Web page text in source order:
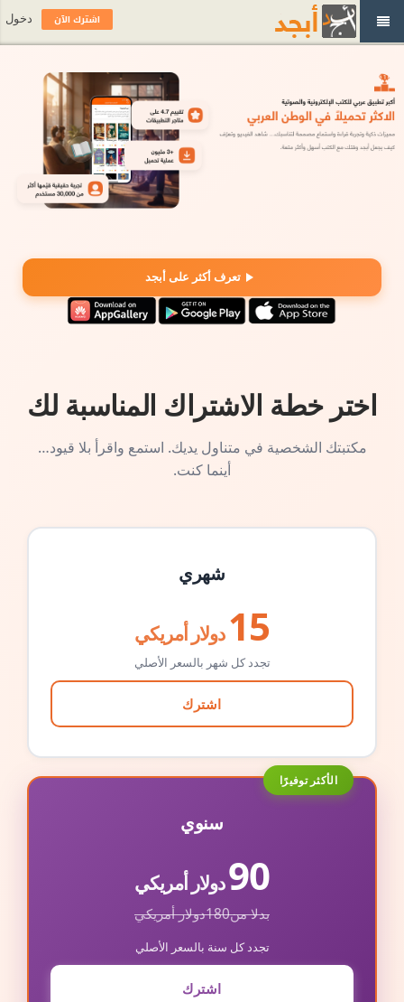
تعرف أكثر على أبجد
اختر خطة الاشتراك المناسبة لك
مكتبتك الشخصية في متناول يديك. استمع واقرأ بلا قيود…
أينما كنت.
شهري
15 دولار أمريكي
تجدد كل شهر بالسعر الأصلي
اشترك
الأكثر توفيرًا
سنوي
90دولار أمريكي
بدلا من180دولار أمريكي
تجدد كل سنة بالسعر الأصلي
اشترك
اشترك الآن دخول